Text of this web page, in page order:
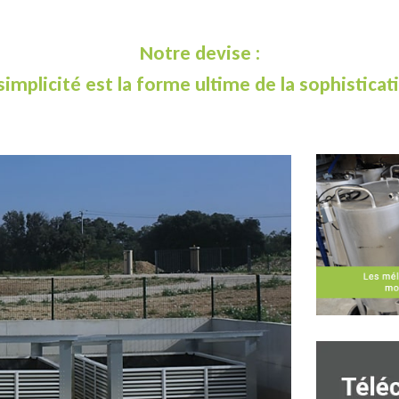
Notre devise :
est la forme ultime de la